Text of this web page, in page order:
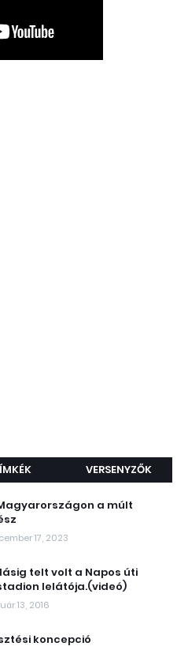
VERSENYZŐK
a múlt
17, 2023
telt volt a Napos úti
lelátója.(videó)
13, 2016
koncepció